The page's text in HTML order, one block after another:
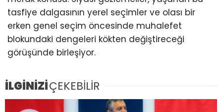
tasfiye dalgasının yerel seçimler ve olası bir
erken genel seçim öncesinde muhalefet
blokundaki dengeleri kökten değiştireceği
görüşünde birleşiyor.
İLGİNİZİÇEKEBİLİR